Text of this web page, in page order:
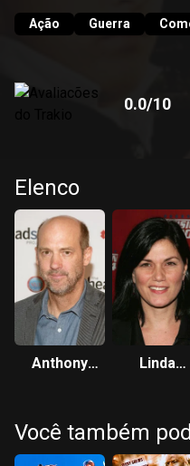
Ação Guerra
0.0/10
Elenco
Anthony
Linda
Você também